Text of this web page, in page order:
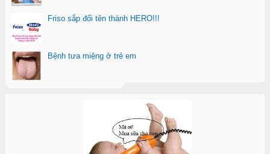
Friso sắp đổi tên thành HERO!!!
Bệnh tưa miệng ở trẻ em